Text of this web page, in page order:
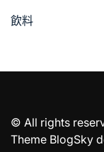
飲料
© All rights
Theme BlogSky